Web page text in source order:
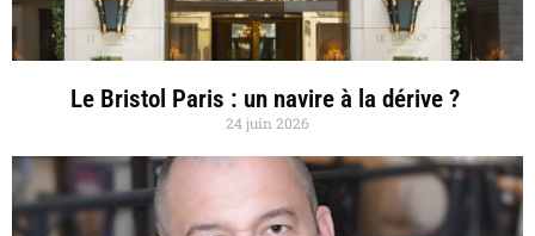
Le Bristol Paris : un navire à la dérive ?
24 juin 2026